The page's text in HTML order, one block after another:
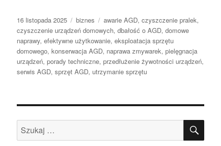
Data
publikacji
16 listopada 2025 Kategorie
biznes Tagi
awarie AGD,czyszczenie pralek,
czyszczenie urządzeń domowych,dbałość o AGD,domowe
naprawy,efektywne użytkowanie,eksploatacja sprzętu
domowego,konserwacja AGD, naprawa zmywarek,pielęgnacja
urządzeń,porady techniczne,przedłużenie żywotności urządzeń,
serwis AGD,sprzęt AGD, utrzymanie sprzętu
Szukaj: